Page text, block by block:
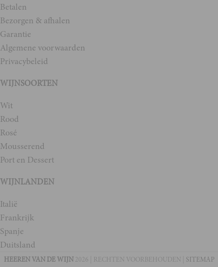
Betalen
Bezorgen & afhalen
Garantie
Algemene voorwaarden
Privacybeleid
WIJNSOORTEN
Wit
Rood
Rosé
Mousserend
Port en Dessert
WIJNLANDEN
Italië
Frankrijk
Spanje
Duitsland
HEEREN VAN DE WIJN 2026 | RECHTEN VOORBEHOUDEN | SITEMAP